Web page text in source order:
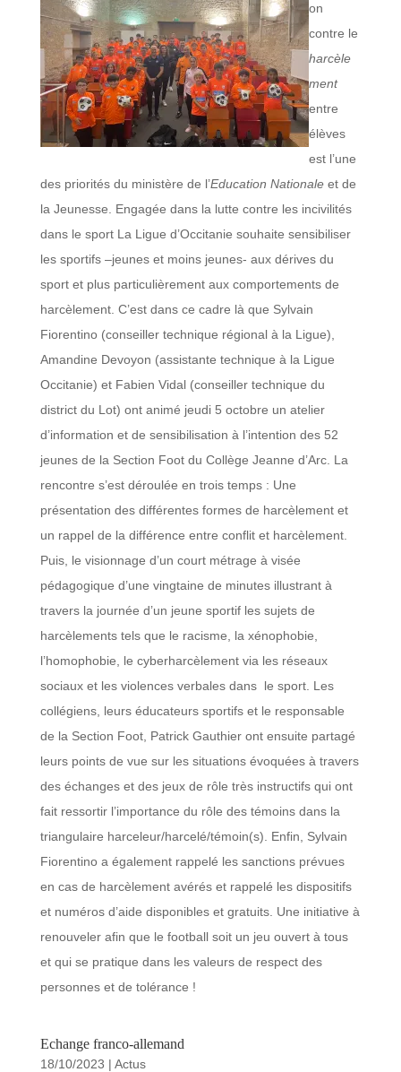
on
contre le
harcèle
ment
entre
élèves
est l’une
des priorités du ministère de l’Education Nationaleet de
la Jeunesse. Engagée dans la lutte contre les incivilités
dans le sport La Ligue d’Occitanie souhaite sensibiliser
les sportifs –jeunes et moins jeunes- aux dérives du
sport et plus particulièrement aux comportements de
harcèlement. C’est dans ce cadre là que Sylvain
Fiorentino (conseiller technique régional à la Ligue),
Amandine Devoyon (assistante technique à la Ligue
Occitanie) et Fabien Vidal (conseiller technique du
district du Lot) ont animé jeudi 5 octobre un atelier
d’information et de sensibilisation à l’intention des 52
jeunes de la Section Foot du Collège Jeanne d’Arc. La
rencontre s’est déroulée en trois temps : Une
présentation des différentes formes de harcèlement et
un rappel de la différence entre conflit et harcèlement.
Puis, le visionnage d’un court métrage à visée
pédagogique d’une vingtaine de minutes illustrant à
travers la journée d’un jeune sportif les sujets de
harcèlements tels que le racisme, la xénophobie,
l’homophobie, le cyberharcèlement via les réseaux
sociaux et les violences verbales dans le sport. Les
collégiens, leurs éducateurs sportifs et le responsable
de la Section Foot, Patrick Gauthier ont ensuite partagé
leurs points de vue sur les situations évoquées à travers
des échanges et des jeux de rôle très instructifs qui ont
fait ressortir l’importance du rôle des témoins dans la
triangulaire harceleur/harcelé/témoin(s). Enfin, Sylvain
Fiorentino a également rappelé les sanctions prévues
en cas de harcèlement avérés et rappelé les dispositifs
et numéros d’aide disponibles et gratuits. Une initiative à
renouveler afin que le football soit un jeu ouvert à tous
et qui se pratique dans les valeurs de respect des
personnes et de tolérance !
Echange franco-allemand
18/10/2023 | Actus